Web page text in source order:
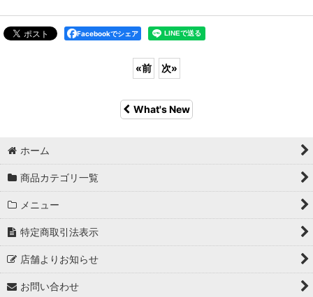
Facebookでシェア
«前 次»
What's New
ホーム
商品カテゴリ一覧
メニュー
特定商取引法表示
店舗よりお知らせ
お問い合わせ